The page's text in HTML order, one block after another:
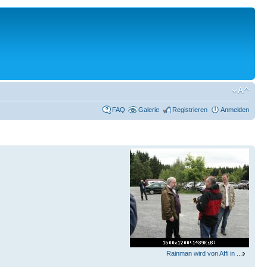
FAQ Galerie Registrieren Anmelden
Rainman wird von Affi in ...